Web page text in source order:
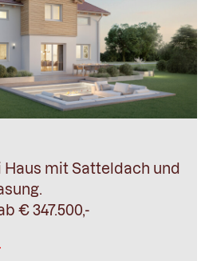
Haus mit Satteldach und
€ 347.500,-